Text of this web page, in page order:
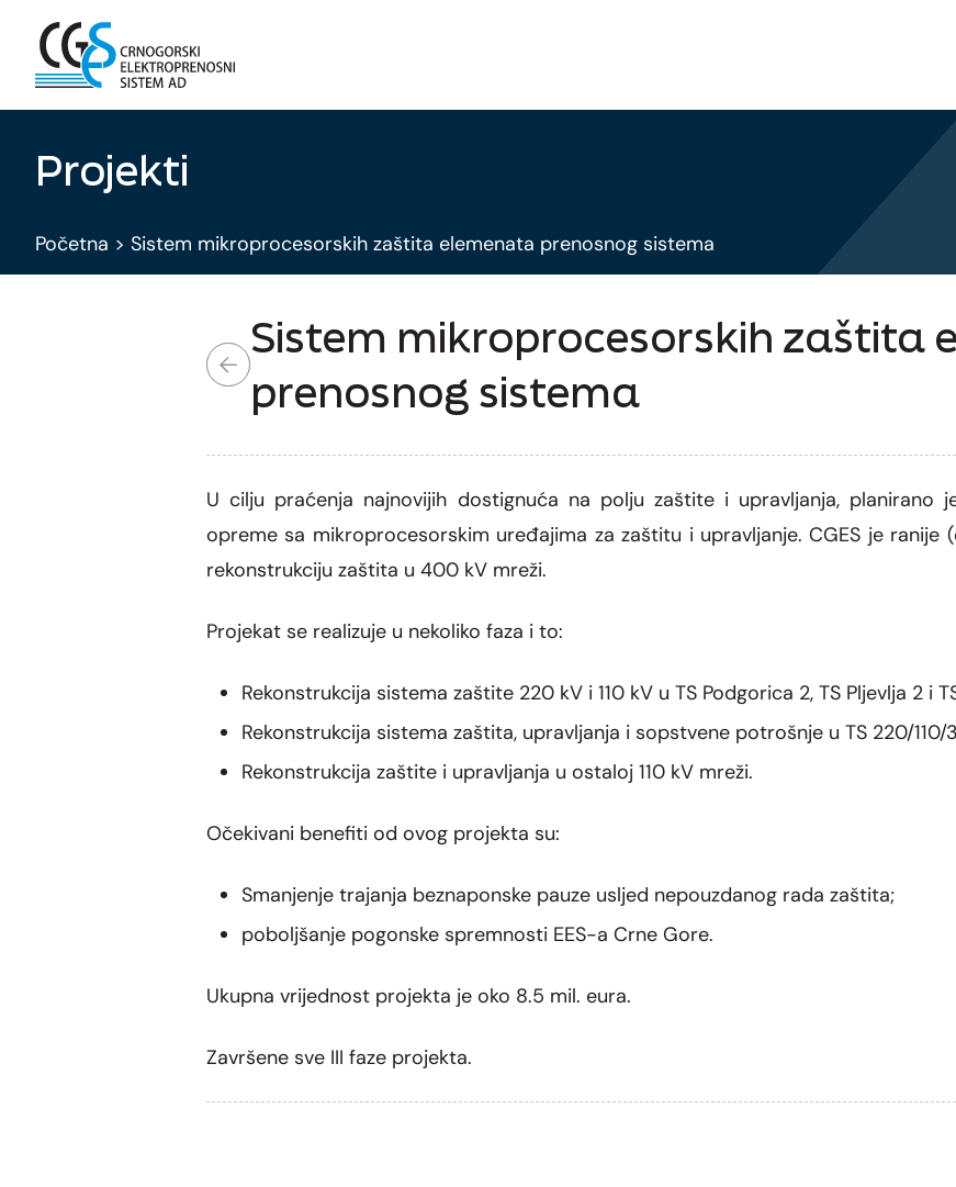
Projekti
Početna > Sistem mikroprocesorskih zaštita elemenata prenosnog sistema
Sistem mikroprocesorskih zaštita
prenosnog sistema
U cilju praćenja najnovijih dostignuća na polju zaštite i upravljanja, planirano
opreme sa mikroprocesorskim uređajima za zaštitu i upravljanje. CGES je ranije
rekonstrukciju zaštita u 400 kV mreži.
Projekat se realizuje u nekoliko faza i to:
Rekonstrukcija sistema zaštite 220 kV i 110 kV u TS Podgorica 2, TS Pljevlja 2 i
Rekonstrukcija sistema zaštita, upravljanja i sopstvene potrošnje u TS 220/110/
Rekonstrukcija zaštite i upravljanja u ostaloj 110 kV mreži.
Očekivani benefiti od ovog projekta su:
Smanjenje trajanja beznaponske pauze usljed nepouzdanog rada zaštita;
poboljšanje pogonske spremnosti EES-a Crne Gore.
Ukupna vrijednost projekta je oko 8.5 mil. eura.
Završene sve III faze projekta.